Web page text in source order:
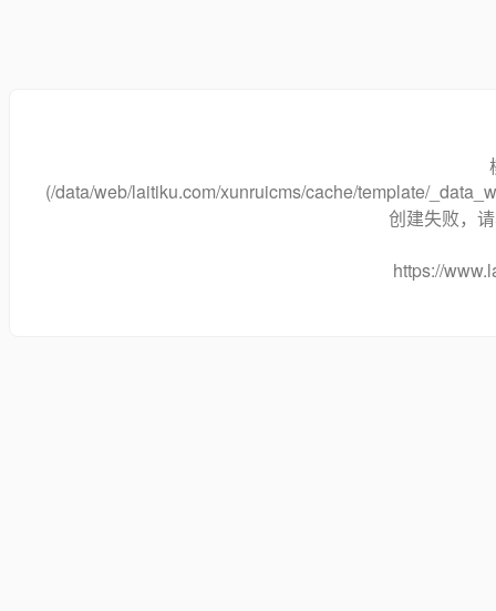
(/data/web/laitiku.com/xunruicms/cache/template/
创建失败，
https://